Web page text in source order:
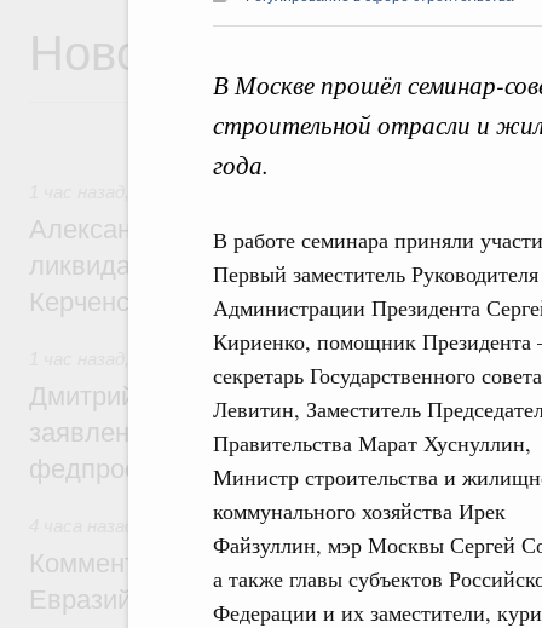
В Москве прошёл семинар-
строительной отрасли и
года.
В работе семинара приняли
Первый заместитель Руководителя
Администрации Президента
Кириенко, помощник Президента
секретарь Государственного
Левитин, Заместитель
Правительства Марат Хуснуллин,
Министр строительства и
коммунального хозяйства Ирек
Файзуллин, мэр Москвы Сергей
а также главы субъектов
Федерации и их заместители,
Новости
Александр Козлов провёл заседание
ликвидации последствий чрезвычайной
Керченском проливе
Среднее профессиональное образование
Дмитрий Чернышенко: Установлен
заявлений от абитуриентов колледжей и
федпроекта «Профессионалитет»
Евразийский экономический союз.
Комментарий Алексея Оверчука по
Евразийского межправительственного